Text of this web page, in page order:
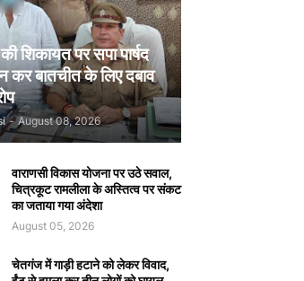
शिकायत पर सपा पार्षद
कर बातचीत के लिए दबाव
- August 08, 2026
वाराणसी विकास योजना पर उठे सवाल,
चित्रकूट रामलीला के अस्तित्व पर संकट
का जताया गया अंदेशा
August 05, 2026
चेतगंज में गाड़ी हटाने को लेकर विवाद,